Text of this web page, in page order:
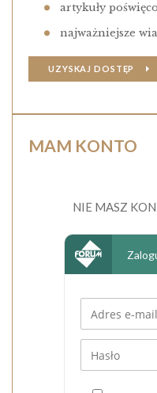
artykuły
najważniejsze
UZYSKAJ DOSTĘP
MAM KONTO